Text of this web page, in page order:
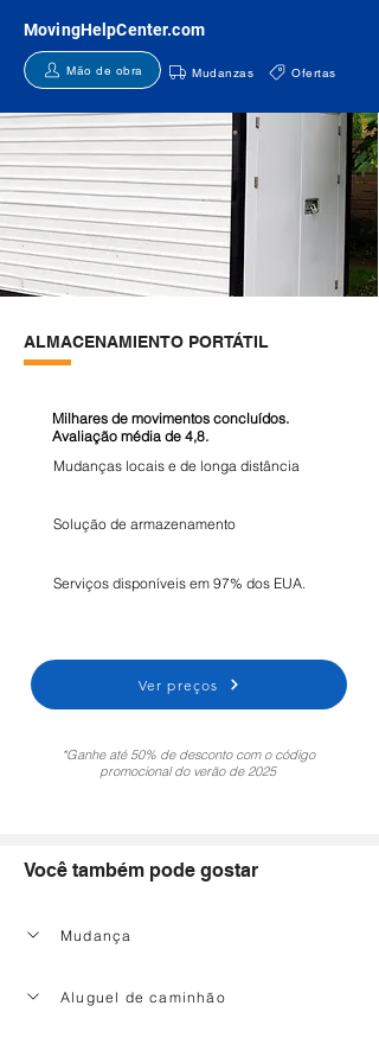
MovingHelpCenter.com
Mão de obra Mudanzas Ofertas
ALMACENAMIENTO PORTÁTIL
Milhares de movimentos concluídos.
Avaliação média de 4,8.
Mudanças locais e de longa distância
Solução de armazenamento
Serviços disponíveis em 97% dos EUA.
Ver preços
*Ganhe até 50% de desconto com o código
promocional do verão de 2025
Você também pode gostar
Mudança
Aluguel de caminhão